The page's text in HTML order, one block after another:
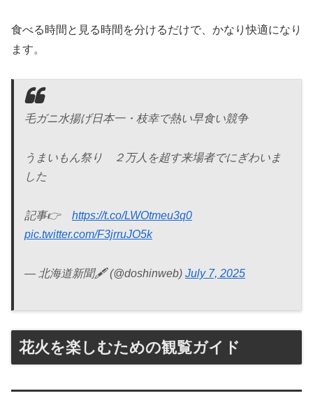
食べる時間と見る時間を分けるだけで、かなり快適になり
ます。
毛ガニ水揚げ日本一・枝幸で熱い早食い競争
うまいもん祭り ２万人を超す来場者でにぎわいま
した
記事👉 https://t.co/LWOtmeu3q0
pic.twitter.com/F3jrruJO5k
— 北海道新聞🖋️ (@doshinweb) July 7, 2025
花火を楽しむための観覧ガイド